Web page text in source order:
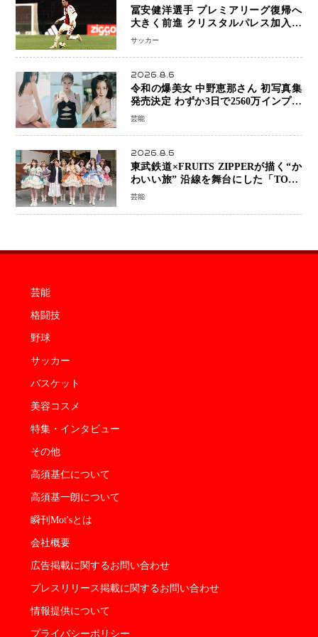
冨安健洋選手 プレミアリーグ復帰へ
大きく前進 クリスタルパレス加入目
前 メディカルチェックも通過
サッカー
2026.8.6
令和の爆美女 中野恵那さん 初写真集
発売決定 わずか3日で2560万インプレ
ッションを記録した話題の美貌を凝縮
芸能
2026.8.6
東武鉄道×FRUITS ZIPPERが描く“か
わいい旅” 沿線を舞台にした「TOBU
KAWAII PROJECT」が開幕
芸能
芸能
格闘技
野球
サッカー
バスケット
美容コスメ
特集・インタビュー
その他
高須基仁について
高須基一朗について
瞬刊Mot'sとは
会社概要
広告掲載に関するお問い合わせ
プレスリリース掲載に関するお問い合わせ
情報提供について
プライバシーポリシー